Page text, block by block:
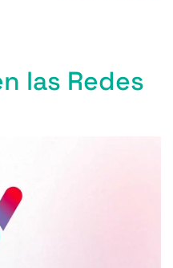
las Redes